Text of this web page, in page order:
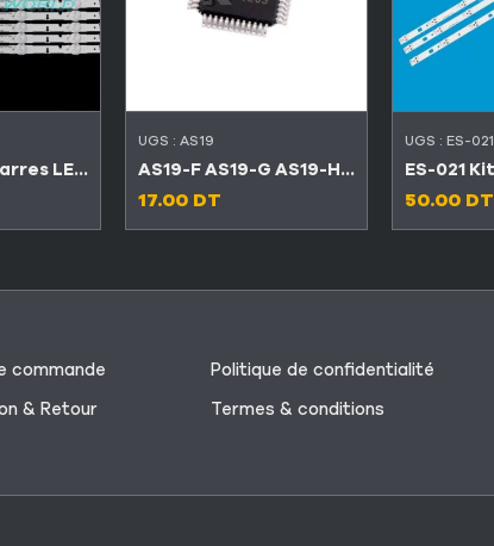
ES-136 Kit 10 barres LED TV Samsung 40″ A 6LED + B 3LED
UGS : AS19
AS19-F AS19-G AS19-HG AS19-H1G
17.00 DT
UGS : ES-021
50.00 DT
commande
& Retour
Politique de confidentialité
Termes & conditions